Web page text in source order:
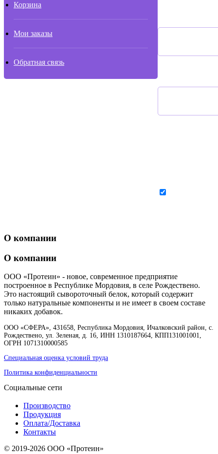
Корзина
Мои заказы
Обратная связь
О компании
О компании
ООО «Протеин» - новое, современное предприятие
построенное в Республике Мордовия, в селе Рождествено.
Это настоящий сывороточный белок, который содержит
только натуральные компоненты и не имеет в своем составе
никаких добавок.
ООО «СФЕРА», 431658, Республика Мордовия, Ичалковский район, с.
Рождествено, ул. Зеленая, д. 16, ИНН 1310187664, КПП131001001,
ОГРН 1071310000585
Специальная оценка условий труда
Политика конфиденциальности
Социальные сети
Производство
Продукция
Оплата/Доставка
Контакты
© 2019-2026 ООО «Протеин»